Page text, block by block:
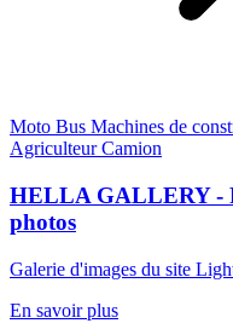
Moto Bus Machines de
AgriculteurCamion
HELLA GALLERY -
photos
Galerie d'images du site
En savoir plus